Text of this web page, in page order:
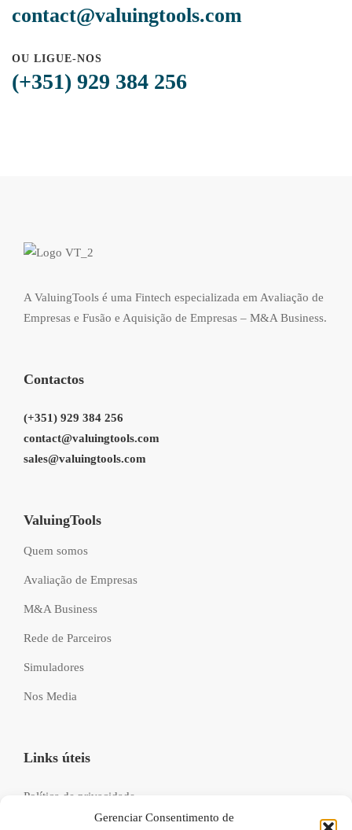
Gerenciar Consentimento de
contact@valuingtools.com
OU LIGUE-NOS
(+351) 929 384 256
A ValuingTools é uma Fintech especializada em Avaliação de
Empresas e Fusão e Aquisição de Empresas – M&A Business.
Contactos
(+351) 929 384 256
contact@valuingtools.com
sales@valuingtools.com
ValuingTools
Quem somos
Avaliação de Empresas
M&A Business
Rede de Parceiros
Simuladores
Nos Media
Links úteis
Política de privacidade
Livro de reclamações